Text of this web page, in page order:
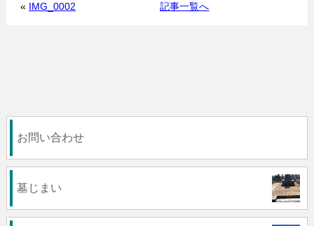
« IMG_0002 記事一覧へ
お問い合わせ
墓じまい